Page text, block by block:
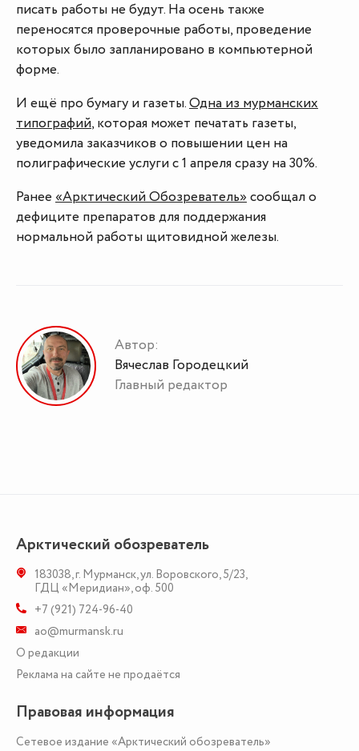
писать работы не будут. На осень также
переносятся проверочные работы, проведение
которых было запланировано в компьютерной
форме.
И ещё про бумагу и газеты.Одна из мурманских
типографий, которая может печатать газеты,
уведомила заказчиков о повышении цен на
полиграфические услуги с 1 апреля сразу на 30%.
Ранее «Арктический Обозреватель»сообщал о
дефиците препаратов для поддержания
нормальной работы щитовидной железы.
Автор:
Вячеслав Городецкий
Главный редактор
Арктический обозреватель
183038,г. Мурманск,ул. Воровского, 5/23,
ГДЦ «Меридиан», оф. 500
+7 (921) 724-96-40
ao@murmansk.ru
О редакции
Реклама на сайте не продаётся
Правовая информация
Сетевое издание «Арктический обозреватель»